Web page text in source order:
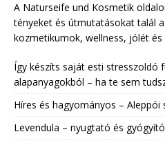
A Naturseife und Kosmetik
tényeket és útmutatásokat talál
kozmetikumok, wellness, jólét
Így készíts saját esti stresszoldó
alapanyagokból – ha te sem
Híres és hagyományos – Aleppói
Levendula – nyugtató és gyógyító